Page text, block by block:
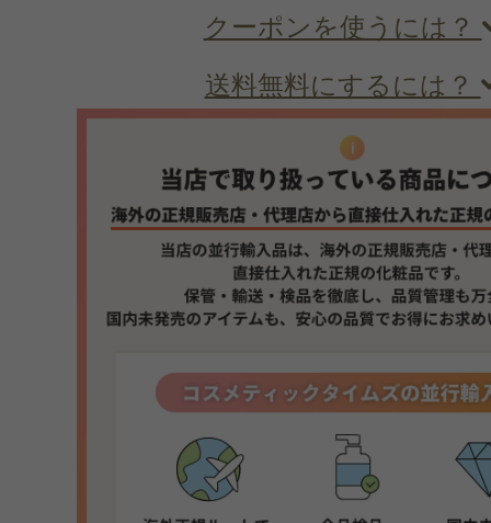
クーポンを使うには？
送料無料にするには？